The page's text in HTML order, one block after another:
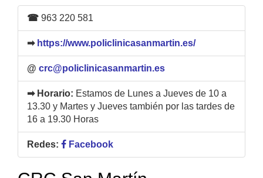
☎ 963 220 581
➡ https://www.policlinicasanmartin.es/
@ crc@policlinicasanmartin.es
➡ Horario: Estamos de Lunes a Jueves de 10 a
13.30 y Martes y Jueves también por las tardes de
16 a 19.30 Horas
Redes: Facebook